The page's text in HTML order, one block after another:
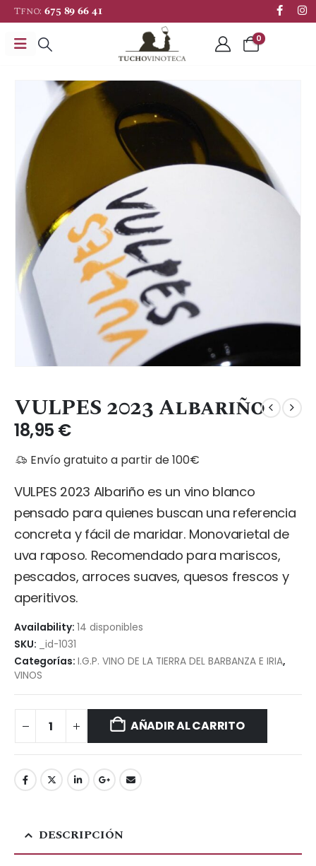
Tfno:675 89 66 41
0
VULPES 2023 Albariño
18,95 €
Envío gratuito a partir de 100€
VULPES 2023 Albariño es un vino blanco
pensado para quienes buscan una referencia
concreta y fácil de maridar. Monovarietal de
uva raposo. Recomendado para mariscos,
pescados, arroces suaves, quesos frescos y
aperitivos.
Availability: 14 disponibles
SKU:
_id-1031
Categorías: I.G.P. VINO DE LA TIERRA DEL BARBANZA E IRIA,
VINOS
AÑADIR AL CARRITO
DESCRIPCIÓN